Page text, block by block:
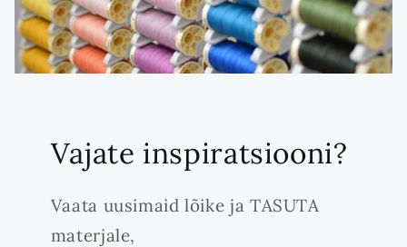
Vajate inspiratsiooni?
Vaata uusimaid lõike ja TASUTA
materjale,